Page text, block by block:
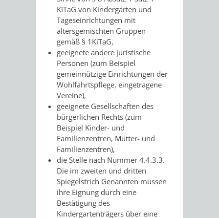
GENEHMIGUNGSVERFAHREN
TAG
DES
OFFENEN
DENKMALS
/
LIEGENSCHAFTEN
ABWASSERBESEITIGUNG
ERSCHLIESSUNGSBEITRAG
ANTRAGSVERFAHREN
VERMIETE
DOCH
AN
DEINE
AMT
STABSSTELLE
BÄDER(PLANUNG
UND
KiTaG von Kindergärten und
Tageseinrichtungen mit
altersgemischten Gruppen
gemäß § 1KiTaG,
geeignete andere juristische
Personen (zum Beispiel
gemeinnützige Einrichtungen der
Wohlfahrtspflege, eingetragene
Vereine),
geeignete Gesellschaften des
bürgerlichen Rechts (zum
Beispiel Kinder- und
Familienzentren, Mütter- und
Familienzentren),
die Stelle nach Nummer 4.4.3.3.
Die im zweiten und dritten
Spiegelstrich Genannten müssen
ihre Eignung durch eine
Bestätigung des
Kindergartenträgers über eine